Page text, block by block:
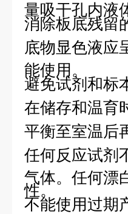
量吸干孔内液
消除板底残留
底物显色液应
能使用。
避免试剂和标
在储存和温育
平衡至室温后
任何反应试剂
气体。任何漂
性。
不能使用过期